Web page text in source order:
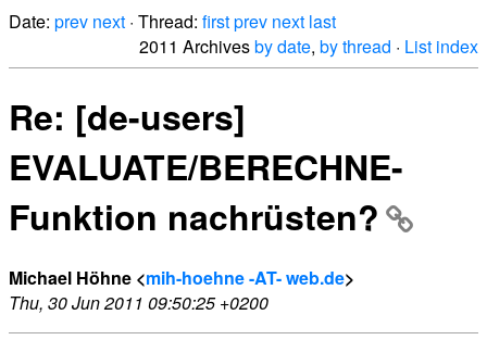
Date: prev next · Thread: firstprev next last
2011 Archivesby date, by thread · List index
Re: [de-users]
EVALUATE/BERECHNE-
Funktion nachrüsten?
Michael Höhne <mih-hoehne -AT- web.de>
Thu, 30 Jun 2011 09:50:25 +0200